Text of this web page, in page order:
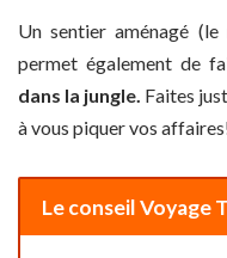
Un sentier aménagé
permet également de
dans la jungle. Faites
à vous piquer vos
Le conseil Voyage